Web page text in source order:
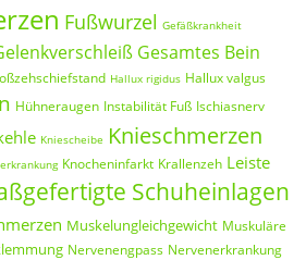
Fußwurzel Gefäßkrankheit
Gesamtes Bein
Hallux rigidus Hallux valgus
Hühneraugen Instabilität Fuß Ischiasnerv
Kniescheibe Knieschmerzen
Knocheninfarkt Krallenzeh Leiste
Schuheinlagen
Muskelungleichgewicht Muskuläre
Nervenengpass Nervenerkrankung